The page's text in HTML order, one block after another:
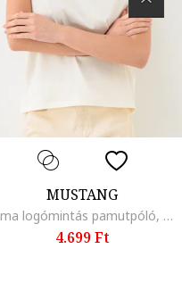
MUSTANG
Alma logómintás pamutpóló, Világosbarna/Krémszín
4.699 Ft